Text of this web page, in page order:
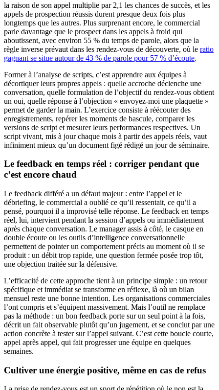
la raison de son appel multiplie par 2,1 les chances de succès, et les
appels de prospection réussis durent presque deux fois plus
longtemps que les autres. Plus surprenant encore, le commercial
parle davantage que le prospect dans les appels à froid qui
aboutissent, avec environ 55 % du temps de parole, alors que la
règle inverse prévaut dans les rendez-vous de découverte, où le ratio
gagnant se situe autour de 43 % de parole pour 57 % d’écoute.
Former à l’analyse de scripts, c’est apprendre aux équipes à
décortiquer leurs propres appels : quelle accroche déclenche une
conversation, quelle formulation de l’objectif du rendez-vous obtient
un oui, quelle réponse à l’objection « envoyez-moi une plaquette »
permet de garder la main. L’exercice consiste à réécouter des
enregistrements, repérer les moments de bascule, comparer les
versions de script et mesurer leurs performances respectives. Un
script vivant, mis à jour chaque mois à partir des appels réels, vaut
infiniment mieux qu’un document figé rédigé un jour de séminaire.
Le feedback en temps réel : corriger pendant que
c’est encore chaud
Le feedback différé a un défaut majeur : entre l’appel et le
débriefing, le commercial a oublié ce qu’il ressentait, ce qu’il a
pensé, pourquoi il a improvisé telle réponse. Le feedback en temps
réel, lui, intervient pendant la session d’appels ou immédiatement
après chaque conversation. Le manager assis à côté, le casque en
double écoute ou les outils d’intelligence conversationnelle
permettent de pointer un comportement précis au moment où il se
produit : un débit trop rapide, une question fermée posée trop tôt,
une objection traitée sur la défensive.
L’efficacité de cette approche tient à un principe simple : un retour
spécifique et immédiat se transforme en réflexe, là où un bilan
mensuel reste une bonne intention. Les organisations commerciales
l’ont compris et s’équipent massivement. Mais l’outil ne remplace
pas la méthode : un bon feedback porte sur un seul point à la fois,
décrit un fait observable plutôt qu’un jugement, et se conclut par une
action concrète à tester sur l’appel suivant. C’est cette boucle courte,
appel après appel, qui fait progresser une équipe en quelques
semaines.
Cultiver une énergie positive, même en cas de refus